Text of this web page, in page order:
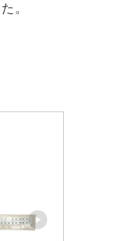
。